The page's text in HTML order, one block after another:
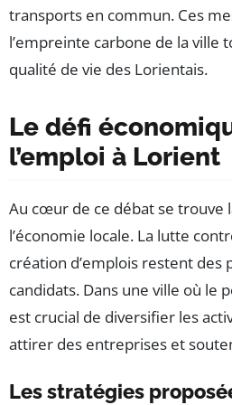
transports en commun. Ces
l’empreinte carbone de la ville
qualité de vie des Lorientais.
Le défi
l’emploi à Lorient
Au cœur de ce débat se trouve
l’économie locale. La lutte
création d’emplois restent des
candidats. Dans une ville où le
est crucial de diversifier les
attirer des entreprises et
Les stratégies